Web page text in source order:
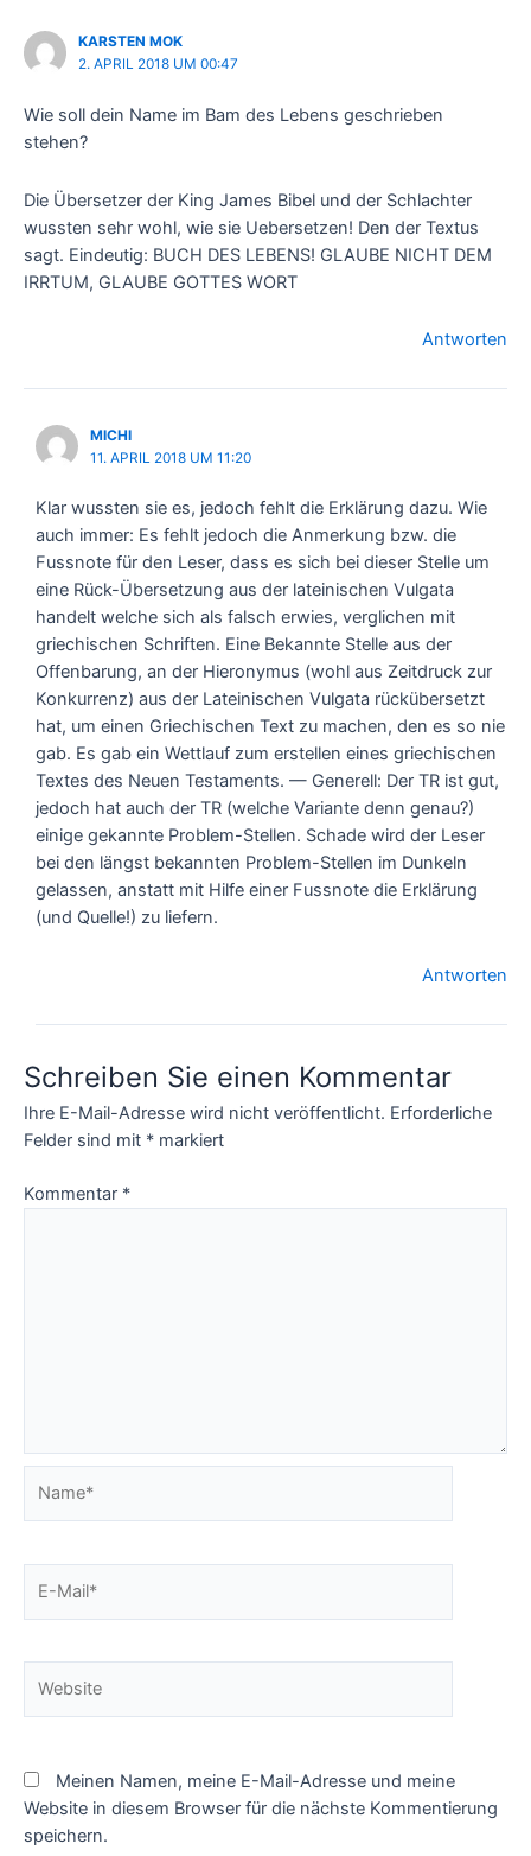
KARSTEN MOK
2. APRIL 2018 UM 00:47
Wie soll dein Name im Bam des Lebens geschrieben
stehen?
Die Übersetzer der King James Bibel und der Schlachter
wussten sehr wohl, wie sie Uebersetzen! Den der Textus
sagt. Eindeutig: BUCH DES LEBENS! GLAUBE NICHT DEM
IRRTUM, GLAUBE GOTTES WORT
Antworten
MICHI
11. APRIL 2018 UM 11:20
Klar wussten sie es, jedoch fehlt die Erklärung dazu. Wie
auch immer: Es fehlt jedoch die Anmerkung bzw. die
Fussnote für den Leser, dass es sich bei dieser Stelle um
eine Rück-Übersetzung aus der lateinischen Vulgata
handelt welche sich als falsch erwies, verglichen mit
griechischen Schriften. Eine Bekannte Stelle aus der
Offenbarung, an der Hieronymus (wohl aus Zeitdruck zur
Konkurrenz) aus der Lateinischen Vulgata rückübersetzt
hat, um einen Griechischen Text zu machen, den es so nie
gab. Es gab ein Wettlauf zum erstellen eines griechischen
Textes des Neuen Testaments. — Generell: Der TR ist gut,
jedoch hat auch der TR (welche Variante denn genau?)
einige gekannte Problem-Stellen. Schade wird der Leser
bei den längst bekannten Problem-Stellen im Dunkeln
gelassen, anstatt mit Hilfe einer Fussnote die Erklärung
(und Quelle!) zu liefern.
Antworten
Schreiben Sie einen Kommentar
Ihre E-Mail-Adresse wird nicht veröffentlicht. Erforderliche
Felder sind mit * markiert
Kommentar *
Mail*
Meinen Namen, meine E-Mail-Adresse und meine
Website in diesem Browser für die nächste Kommentierung
speichern.